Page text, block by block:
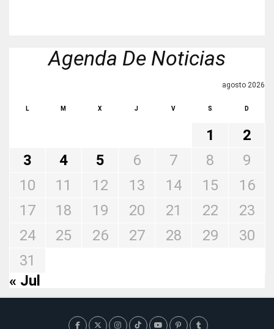
Agenda De Noticias
agosto 2026
L M X J V S D
1
2
3
4 5 6 7 8
9
10
11 12 13 14 15
16
17
18 19 20 21 22
23
24
25 26 27 28 29
30
31
« Jul